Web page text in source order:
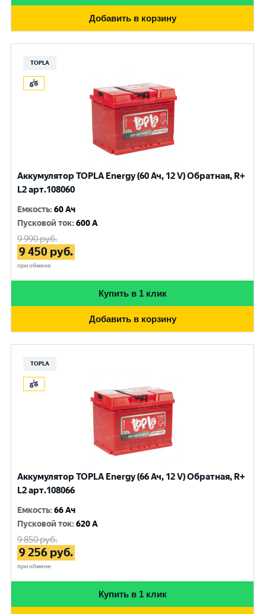
Добавить в корзину
TOPLA
Аккумулятор TOPLA Energy (60 Ач, 12 V) Обратная, R+
L2 арт.108060
Емкость:60 Ач
Пусковой ток:600 A
9 990руб.
9 450 руб.
при обмене
Купить в 1 клик
Добавить в корзину
TOPLA
Аккумулятор TOPLA Energy (66 Ач, 12 V) Обратная, R+
L2 арт.108066
Емкость:66 Ач
Пусковой ток:620 A
9 850руб.
9 256 руб.
при обмене
Купить в 1 клик